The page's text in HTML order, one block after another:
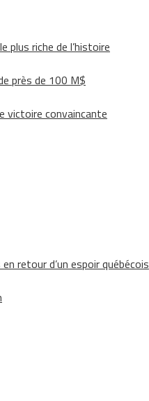
plus riche de l’histoire
près de 100 M$
victoire convaincante
retour d’un espoir québécois